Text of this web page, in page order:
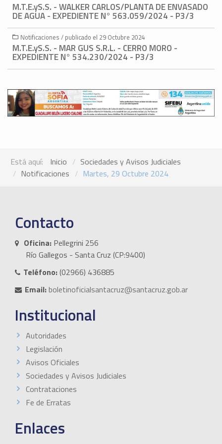
M.T.E.yS.S. - WALKER CARLOS/PLANTA DE ENVASADO
DE AGUA - EXPEDIENTE N° 563.059/2024 - P3/3
Notificaciones / publicado el 29 Octubre 2024
M.T.E.yS.S. - MAR GUS S.R.L. - CERRO MORO -
EXPEDIENTE N° 534.230/2024 - P3/3
Está aquí: Inicio
Sociedades y Avisos Judiciales
Notificaciones
Martes, 29 Octubre 2024
Contacto
Oficina: Pellegrini 256
Río Gallegos - Santa Cruz (CP:9400)
Teléfono:(02966) 436885
Email:boletinoficialsantacruz@santacruz.gob.ar
Institucional
Autoridades
Legislación
Avisos Oficiales
Sociedades y Avisos Judiciales
Contrataciones
Fe de Erratas
Enlaces